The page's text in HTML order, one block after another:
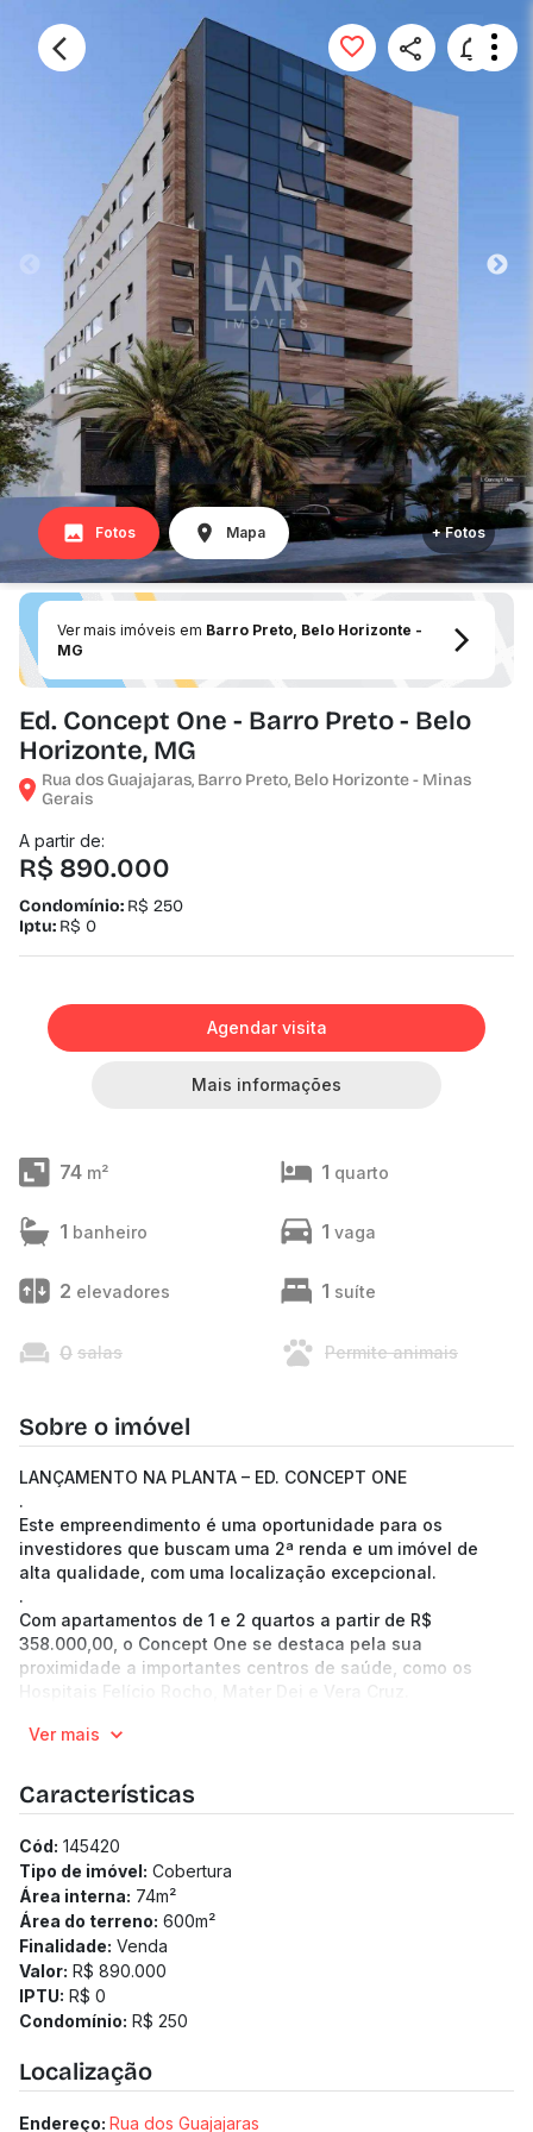
Fotos Mapa + Fotos
Ver mais imóveis em Barro Preto, Belo Horizonte -
MG
Ed. Concept One - Barro Preto - Belo
Horizonte, MG
Rua dos Guajajaras, Barro Preto, Belo Horizonte - Minas
Gerais
A partir de:
R$ 890.000
Condomínio: R$ 250
Iptu: R$ 0
Agendar visita
Mais informações
74 m² 1 quarto
1 banheiro 1 vaga
2 elevadores 1 suíte
0 salas Permite animais
Sobre o imóvel
LANÇAMENTO NA PLANTA – ED. CONCEPT ONE
.
Este empreendimento é uma oportunidade para os
investidores que buscam uma 2ª renda e um imóvel de
alta qualidade, com uma localização excepcional.
.
Com apartamentos de 1 e 2 quartos a partir de R$
358.000,00, o Concept One se destaca pela sua
proximidade a importantes centros de saúde, como os
Hospitais Felício Rocho, Mater Dei e Vera Cruz.
Imagine estar a apenas alguns minutos desses hospitais
valorização do seu investimento.
.
que combina modernidade, conforto e uma localização
privilegiada
O prédio conta com: Gás Canalizado, Alarme, Hall de
Entrada, Circuito CFTV, Interfone.
8 andares | 7 unidades por andar
Apartamentos de 28.32 a 75.2 m²
1 a 2 quartos
1 vagas
Medidor de água individualizado
Medidor de gás individualizado
Ver mais
Características
Cód: 145420
Tipo de imóvel: Cobertura
Área interna: 74m²
Área do terreno: 600m²
Finalidade: Venda
Valor: R$ 890.000
IPTU: R$ 0
Condomínio: R$ 250
Localização
Endereço: Rua dos Guajajaras